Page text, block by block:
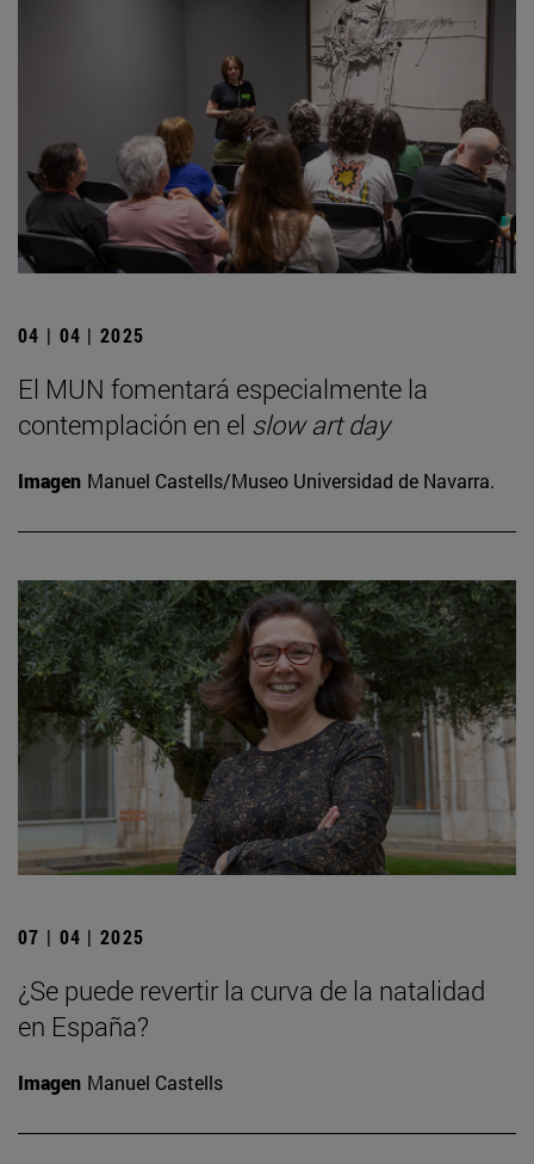
04 | 04 | 2025
El MUN fomentará especialmente la
contemplación en el slow art day
Imagen Manuel Castells/Museo Universidad de Navarra.
07 | 04 | 2025
¿Se puede revertir la curva de la natalidad
en España?
Imagen Manuel Castells